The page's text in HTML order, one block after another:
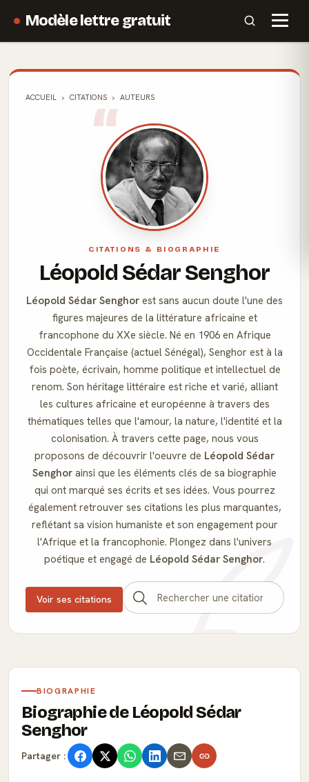
Modèle lettre gratuit
ACCUEIL CITATIONS AUTEURS
CITATIONS & BIOGRAPHIE
Léopold Sédar Senghor
Léopold Sédar Senghor est sans aucun doute l'une des
figures majeures de la littérature africaine et
francophone du XXe siècle. Né en 1906 en Afrique
Occidentale Française (actuel Sénégal), Senghor est à la
fois poète, écrivain, homme politique et intellectuel de
renom. Son héritage littéraire est riche et varié, alliant
les cultures africaine et européenne à travers des
thématiques telles que l'amour, la nature, l'identité et la
colonisation. À travers cette page, nous vous
proposons de découvrir l'oeuvre de Léopold Sédar
Senghor ainsi que les éléments clés de sa biographie
qui ont marqué ses écrits et ses idées. Vous pourrez
également retrouver ses citations les plus marquantes,
reflétant sa vision humaniste et son engagement pour
l'Afrique et la francophonie. Plongez dans l'univers
poétique et engagé de Léopold Sédar Senghor.
Voir ses citations
BIOGRAPHIE
Biographie de Léopold Sédar
Senghor
Partager :